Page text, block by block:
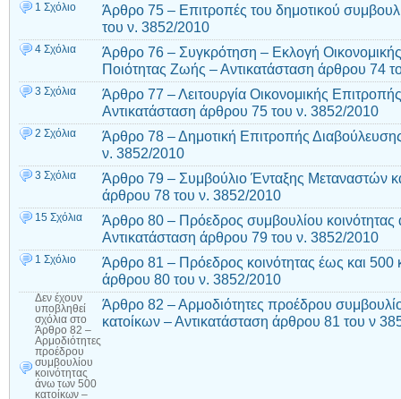
1 Σχόλιο
Άρθρο 75 – Επιτροπές του δημοτικού
του ν. 3852/2010
4 Σχόλια
Άρθρο 76 – Συγκρότηση – Εκλογή
Ποιότητας Ζωής – Αντικατάσταση άρθρου 74
3 Σχόλια
Άρθρο 77 – Λειτουργία Οικονομικής
Αντικατάσταση άρθρου 75 του ν. 3852/2010
2 Σχόλια
Άρθρο 78 – Δημοτική Επιτροπής
ν. 3852/2010
3 Σχόλια
Άρθρο 79 – Συμβούλιο Ένταξης Μεταναστών
άρθρου 78 του ν. 3852/2010
15 Σχόλια
Άρθρο 80 – Πρόεδρος συμβουλίου
Αντικατάσταση άρθρου 79 του ν. 3852/2010
1 Σχόλιο
Άρθρο 81 – Πρόεδρος κοινότητας έως και 500
άρθρου 80 του ν. 3852/2010
Δεν έχουν
υποβληθεί
σχόλια στο
Άρθρο 82 –
Αρμοδιότητες
προέδρου
συμβουλίου
κοινότητας
άνω των 500
κατοίκων –
Άρθρο 82 – Αρμοδιότητες προέδρου
κατοίκων – Αντικατάσταση άρθρου 81 του ν